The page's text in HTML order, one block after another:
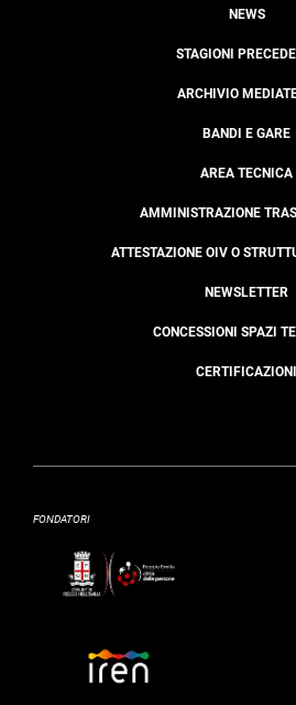
NEWS
STAGIONI
ARCHIVIO
BANDI E GARE
AREA TECNICA
AMMINISTRAZIONE
ATTESTAZIONE OIV O
NEWSLETTER
CONCESSIONI SPAZI
CERTIFICAZIONI
FONDATORI